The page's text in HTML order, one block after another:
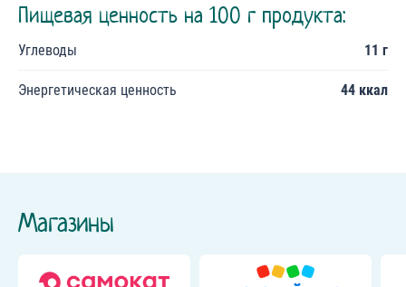
Пищевая ценность на 100 г продукта:
Углеводы 11 г
Энергетическая ценность 44 ккал
Магазины